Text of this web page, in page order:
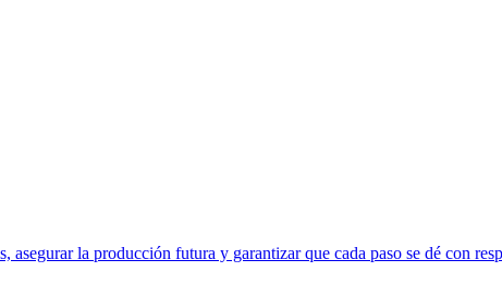
asegurar la producción futura y garantizar que cada paso se dé con